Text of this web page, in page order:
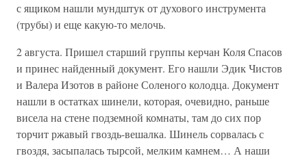
с ящиком нашли мундштук от духового инструмента
(трубы) и еще какую-то мелочь.
2 августа. Пришел старший группы керчан Коля Спасов
и принес найденный документ. Его нашли Эдик Чистов
и Валера Изотов в районе Соленого колодца. Документ
нашли в остатках шинели, которая, очевидно, раньше
висела на стене подземной комнаты, там до сих пор
торчит ржавый гвоздь-вешалка. Шинель сорвалась с
гвоздя, засыпалась тырсой, мелким камнем… А наши